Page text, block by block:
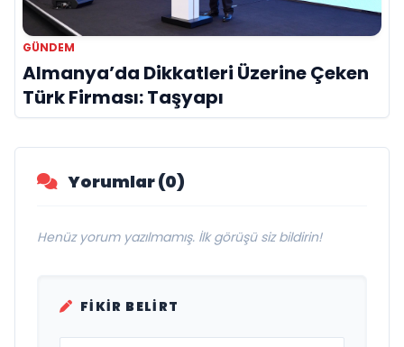
GÜNDEM
Almanya’da Dikkatleri Üzerine Çeken
Türk Firması: Taşyapı
Yorumlar (0)
Henüz yorum yazılmamış. İlk görüşü siz bildirin!
FIKIR BELIRT